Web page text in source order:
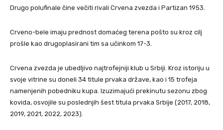
Drugo polufinale čine večiti rivali Crvena zvezda i Partizan 1953.
Crveno-bele imaju prednost domaćeg terena pošto su kroz cilj
prošle kao drugoplasirani tim sa učinkom 17-3.
Crvena zvezda je ubedljivo najtrofejniji klub u Srbiji. Kroz istoriju u
svoje vitrine su doneli 34 titule prvaka države, kao i 15 trofeja
namenjenih pobedniku kupa. Izuzimajući prekinutu sezonu zbog
kovida, osvojile su poslednjih šest titula prvaka Srbije (2017, 2018,
2019, 2021, 2022, 2023).